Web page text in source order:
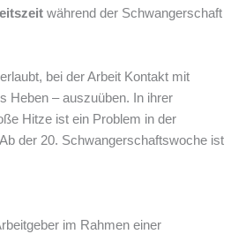
während der Schwangerschaft
bei der Arbeit Kontakt mit
Heben – auszuüben. In ihrer
Hitze ist ein Problem in der
der 20. Schwangerschaftswoche ist
im Rahmen einer